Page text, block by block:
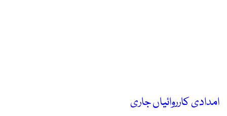
امدادی کارروائیاں جاری